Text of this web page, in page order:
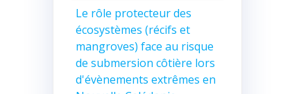
Le rôle protecteur des
écosystèmes (récifs et
mangroves) face au risque
de submersion côtière lors
d'évènements extrêmes en